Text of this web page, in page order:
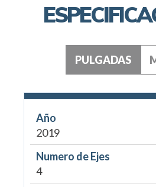
PULGADAS
Año
2019
Numero de Ejes
4